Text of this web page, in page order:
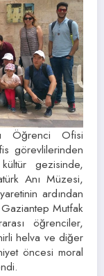
Öğrenci Ofisi
görevlilerinden
gezisinde,
Anı Müzesi,
ardından
Mutfak
öğrenciler,
helva ve diğer
öncesi moral